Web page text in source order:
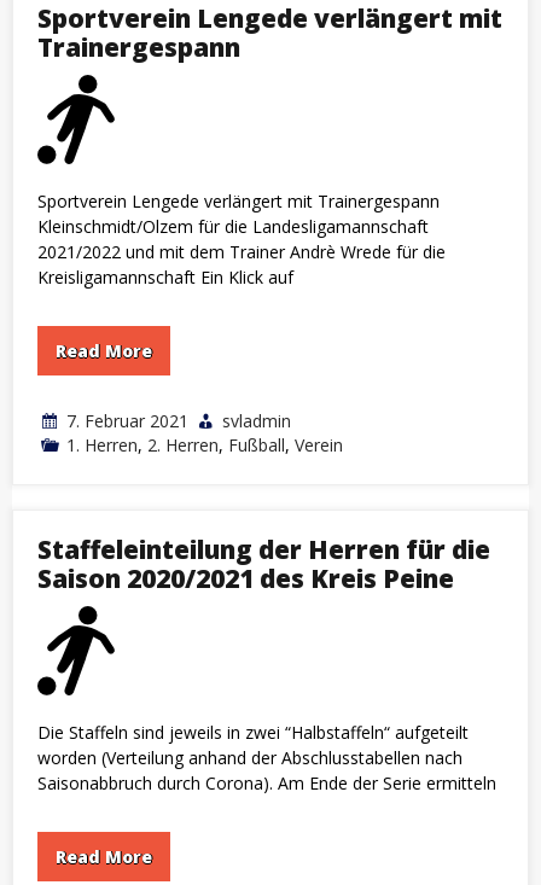
Sportverein Lengede verlängert mit
Trainergespann
Sportverein Lengede verlängert mit Trainergespann
Kleinschmidt/Olzem für die Landesligamannschaft
2021/2022 und mit dem Trainer Andrè Wrede für die
Kreisligamannschaft Ein Klick auf
Read More
7. Februar 2021
svladmin
1. Herren, 2. Herren, Fußball, Verein
Staffeleinteilung der Herren für die
Saison 2020/2021 des Kreis Peine
Die Staffeln sind jeweils in zwei “Halbstaffeln“ aufgeteilt
worden (Verteilung anhand der Abschlusstabellen nach
Saisonabbruch durch Corona). Am Ende der Serie ermitteln
Read More